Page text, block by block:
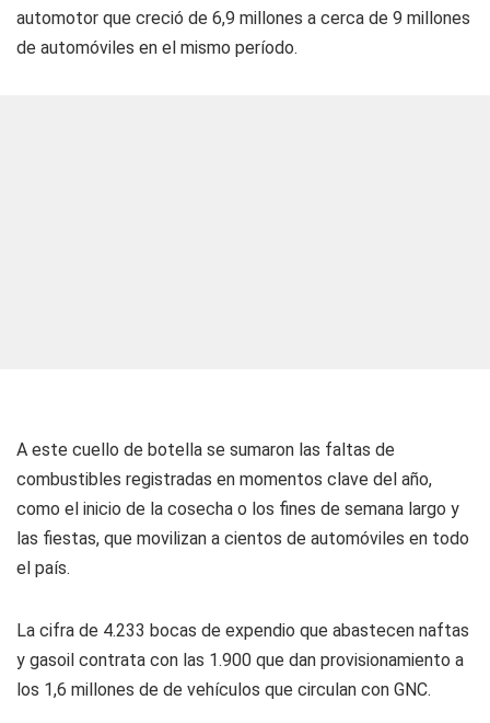
automotor que creció de 6,9 millones a cerca de 9 millones
de automóviles en el mismo período.
A este cuello de botella se sumaron las faltas de
combustibles registradas en momentos clave del año,
como el inicio de la cosecha o los fines de semana largo y
las fiestas, que movilizan a cientos de automóviles en todo
el país.
La cifra de 4.233 bocas de expendio que abastecen naftas
y gasoil contrata con las 1.900 que dan provisionamiento a
los 1,6 millones de de vehículos que circulan con GNC.